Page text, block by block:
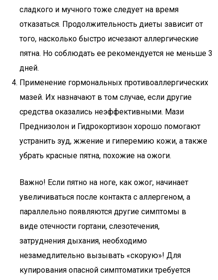
сладкого и мучного тоже следует на время
отказаться. Продолжительность диеты зависит от
того, насколько быстро исчезают аллергические
пятна. Но соблюдать ее рекомендуется не меньше 3
дней.
Применение гормональных противоаллергических
мазей. Их назначают в том случае, если другие
средства оказались неэффективными. Мази
Преднизолон и Гидрокортизон хорошо помогают
устранить зуд, жжение и гиперемию кожи, а также
убрать красные пятна, похожие на ожоги.
Важно! Если пятно на ноге, как ожог, начинает
увеличиваться после контакта с аллергеном, а
параллельно появляются другие симптомы в
виде отечности гортани, слезотечения,
затруднения дыхания, необходимо
незамедлительно вызывать «скорую»! Для
купирования опасной симптоматики требуется